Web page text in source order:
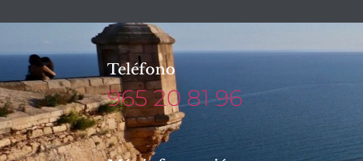
Teléfono
965 20 81 96